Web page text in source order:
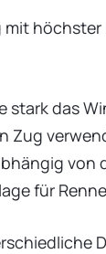
das
Zug
für